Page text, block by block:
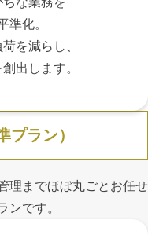
準化。
を減らし、
出します。
プラン）
理までほぼ丸ごとお任せ
ンです。